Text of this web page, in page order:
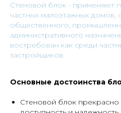
Cтеновой блок - применяют
частных малоэтажных домов,
общественного,
административного
востребован как среди
застройщиков.
Основные достоинства
Стеновой блок